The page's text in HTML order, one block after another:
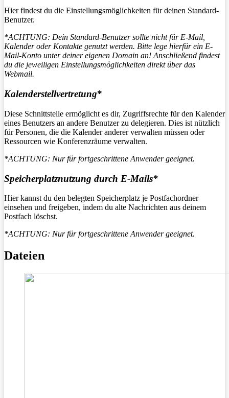
Hier findest du die Einstellungsmöglichkeiten für deinen Standard-
Benutzer.
*ACHTUNG: Dein Standard-Benutzer sollte nicht für E-Mail,
Kalender oder Kontakte genutzt werden. Bitte lege hierfür ein E-
Mail-Konto unter deiner eigenen Domain an! Anschließend findest
du die jeweiligen Einstellungsmöglichkeiten direkt über das
Webmail.
Kalenderstellvertretung*
Diese Schnittstelle ermöglicht es dir, Zugriffsrechte für den Kalender
eines Benutzers an andere Benutzer zu delegieren. Dies ist nützlich
für Personen, die die Kalender anderer verwalten müssen oder
Ressourcen wie Konferenzräume verwalten.
*ACHTUNG: Nur für fortgeschrittene Anwender geeignet.
Speicherplatznutzung durch E-Mails*
Hier kannst du den belegten Speicherplatz je Postfachordner
einsehen und freigeben, indem du alte Nachrichten aus deinem
Postfach löschst.
*ACHTUNG: Nur für fortgeschrittene Anwender geeignet.
Dateien